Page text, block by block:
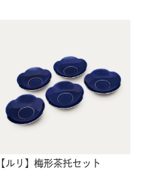
【ルリ】梅形茶托セット